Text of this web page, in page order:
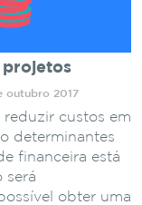
projetos
outubro 2017
custos em
determinantes
financeira está
será
obter uma